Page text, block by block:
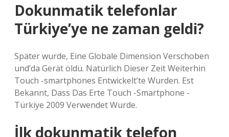
Dokunmatik telefonlar
Türkiye’ye ne zaman geldi?
Später wurde, Eine Globale Dimension Verschoben
und’da Gerät öldü. Natürlich Dieser Zeit Weiterhin
Touch -smartphones Entwickelt’te Wurden. Est
Bekannt, Dass Das Erte Touch -Smartphone -
Türkiye 2009 Verwendet Wurde.
İlk dokunmatik telefon